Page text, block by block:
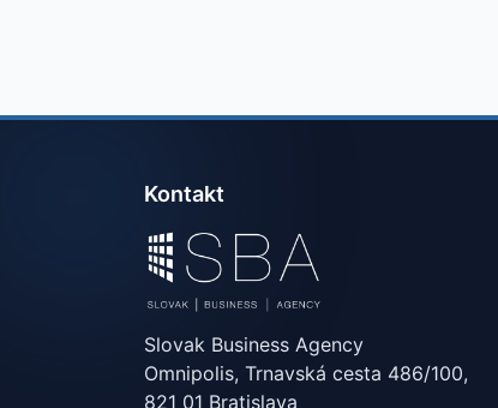
Kontakt
Slovak Business Agency
Omnipolis, Trnavská cesta 486/100,
821 01 Bratislava